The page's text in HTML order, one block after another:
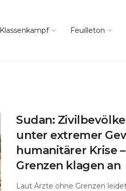
Klassenkampf Feuilleton
Sudan:
unter extremer
humanitärer Krise
Grenzen klagen an
Laut Ärzte ohne Grenzen